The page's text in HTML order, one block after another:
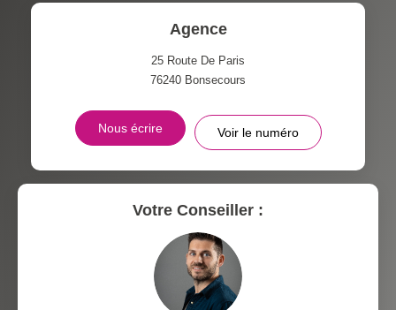
DISTANCE DE L'AÉROPORT :
Agence
25 Route De Paris
76240 Bonsecours
Nous écrire Voir le numéro
Votre Conseiller :